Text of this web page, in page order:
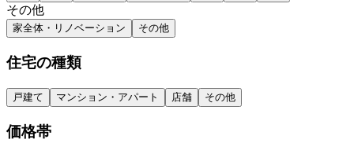
その他
家全体・リノベーション その他
住宅の種類
戸建て マンション・アパート 店舗 その他
価格帯